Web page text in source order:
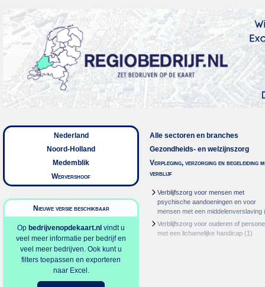
Nederland
Noord-Holland
Medemblik
Wervershoof
Nieuwe versie beschikbaar
Op bedrijvenopdekaart.nl vindt u
veel meer informatie per bedrijf en
veel meer bedrijven. Ook kunt u
filters toepassen en exporteren
naar Excel.
Alle sectoren en branches
Gezondheids- en welzijnszorg
Verpleging, verzorging en begeleiding
verblijf
Verblijfszorg voor mensen met
psychische aandoeningen en voor
mensen met een middelenverslaving
Verblijfszorg voor ouderen of
met een lichamelijke handicap (1)